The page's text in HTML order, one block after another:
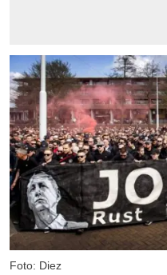
Foto: Diez